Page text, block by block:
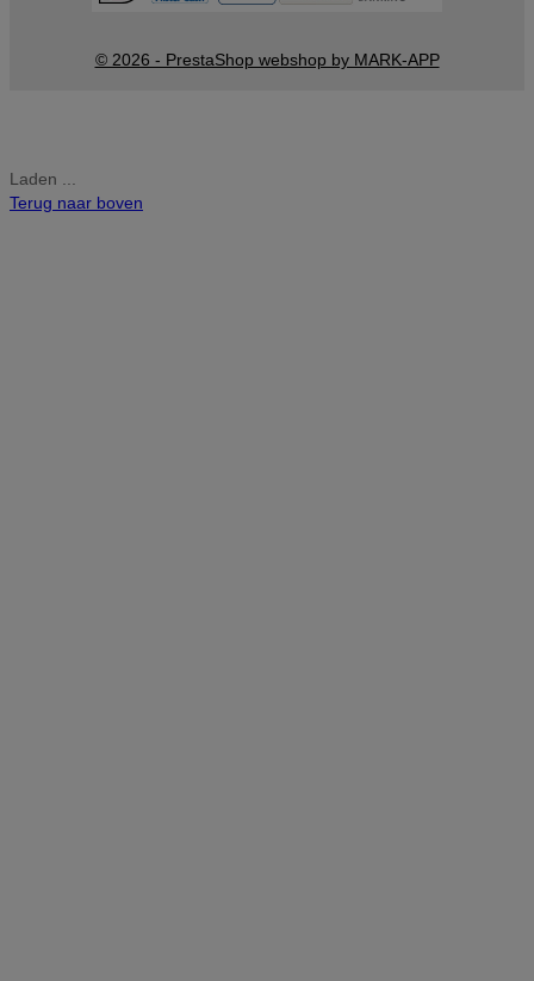
© 2026 - PrestaShop webshop by MARK-APP
Laden ...
Terug naar boven